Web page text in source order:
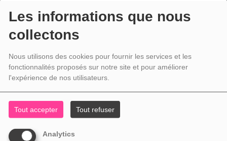
Les informations que nous
collectons
Nous utilisons des cookies pour fournir les services et les
fonctionnalités proposés sur notre site et pour améliorer
l'expérience de nos utilisateurs.
Tout accepter Tout refuser
Analytics